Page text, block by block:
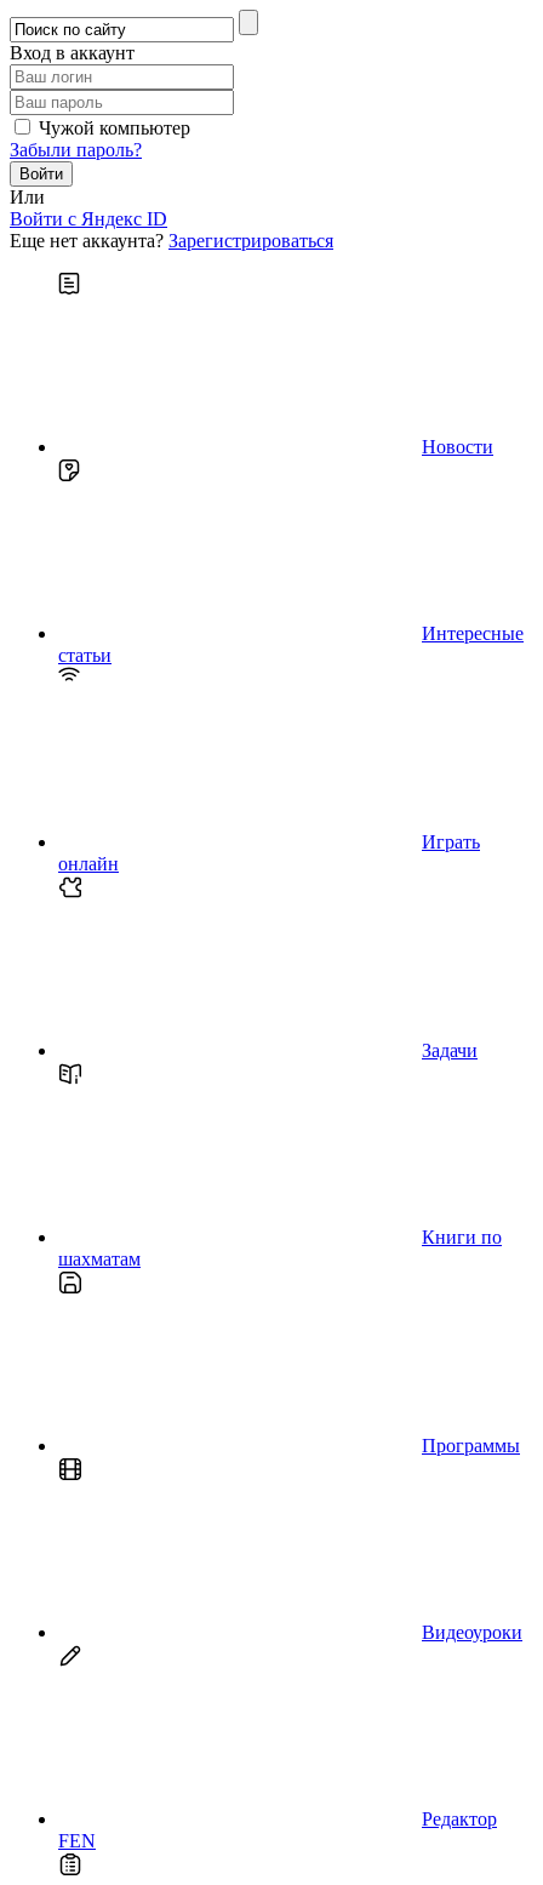
Вход в аккаунт
Чужой компьютер
Забыли пароль?
Или
Войти c Яндекс ID
Еще нет аккаунта? Зарегистрироваться
Новости
Интересные
статьи
Играть
онлайн
Задачи
Книги по
шахматам
Программы
Видеоуроки
Редактор
FEN